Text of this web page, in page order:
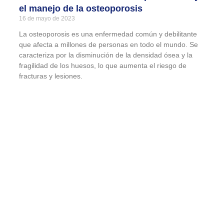
el manejo de la osteoporosis
16 de mayo de 2023
La osteoporosis es una enfermedad común y debilitante
que afecta a millones de personas en todo el mundo. Se
caracteriza por la disminución de la densidad ósea y la
fragilidad de los huesos, lo que aumenta el riesgo de
fracturas y lesiones.